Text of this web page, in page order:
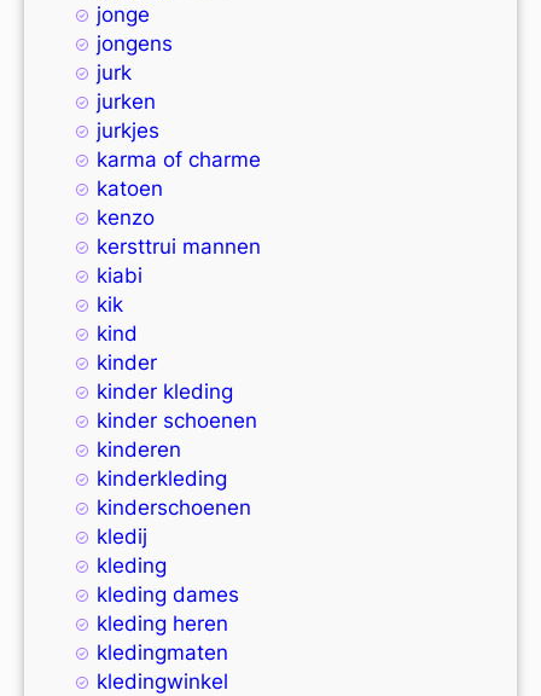
jonge
jongens
jurk
jurken
jurkjes
karma of charme
katoen
kenzo
kersttrui mannen
kiabi
kik
kind
kinder
kinder kleding
kinder schoenen
kinderen
kinderkleding
kinderschoenen
kledij
kleding
kleding dames
kleding heren
kledingmaten
kledingwinkel